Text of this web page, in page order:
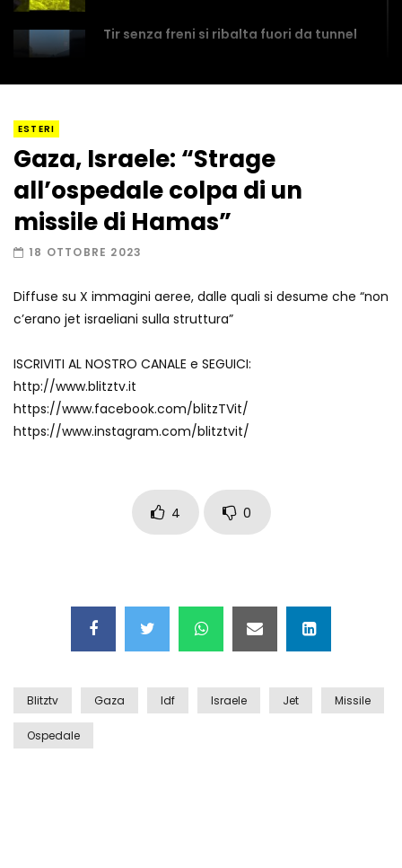
Tir senza freni si ribalta fuori da tunnel
Amiocuggino fa saltare in aria il drone
Record di baci in 30 secondi
Due navi USA si scontrano in mare
incidente
ESTERI
Gaza, Israele: “Strage
all’ospedale colpa di un
missile di Hamas”
18 OTTOBRE 2023
Diffuse su X immagini aeree, dalle quali si desume che “non
c’erano jet israeliani sulla struttura”
ISCRIVITI AL NOSTRO CANALE e SEGUICI:
http://www.blitztv.it
https://www.facebook.com/blitzTVit/
https://www.instagram.com/blitztvit/
4 0
Blitztv Gaza Idf Israele Jet Missile
Ospedale